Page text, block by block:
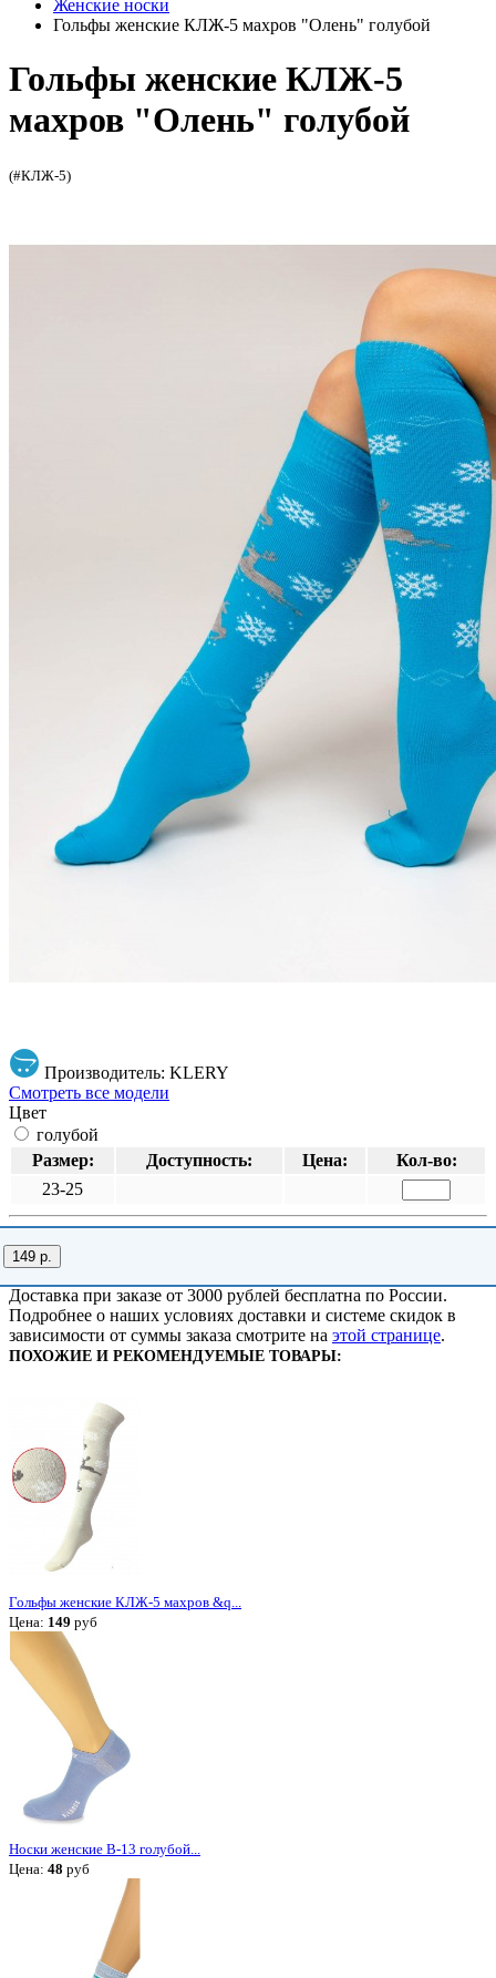
Женские носки
Гольфы женские КЛЖ-5 махров "Олень" голубой
Гольфы женские КЛЖ-5
махров "Олень" голубой
(#КЛЖ-5)
Производитель: KLERY
Смотреть все модели
Цвет
голубой
Размер:
Доступность: Цена:
Кол-во:
23-25
149 р.
Доставка при заказе от 3000 рублей бесплатна по России.
Подробнее о наших условиях доставки и системе скидок в
зависимости от суммы заказа смотрите на этой странице.
ПОХОЖИЕ И РЕКОМЕНДУЕМЫЕ ТОВАРЫ:
Гольфы женские КЛЖ-5 махров &q...
Цена: 149 руб
Носки женские В-13 голубой...
Цена: 48 руб